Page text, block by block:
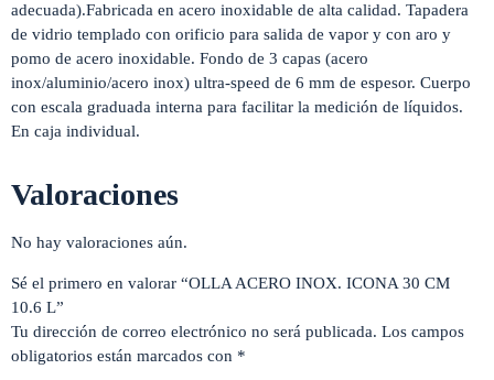
adecuada).Fabricada en acero inoxidable de alta calidad. Tapadera
de vidrio templado con orificio para salida de vapor y con aro y
pomo de acero inoxidable. Fondo de 3 capas (acero
inox/aluminio/acero inox) ultra-speed de 6 mm de espesor. Cuerpo
con escala graduada interna para facilitar la medición de líquidos.
En caja individual.
Valoraciones
No hay valoraciones aún.
Sé el primero en valorar “OLLA ACERO INOX. ICONA 30 CM
10.6 L”
Tu dirección de correo electrónico no será publicada. Los campos
obligatorios están marcados con *